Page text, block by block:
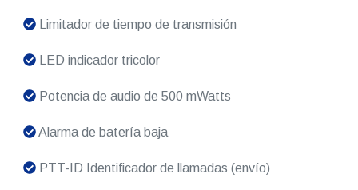
Limitador de tiempo de transmisión
LED indicador tricolor
Potencia de audio de 500 mWatts
Alarma de batería baja
PTT-ID Identificador de llamadas (envío)